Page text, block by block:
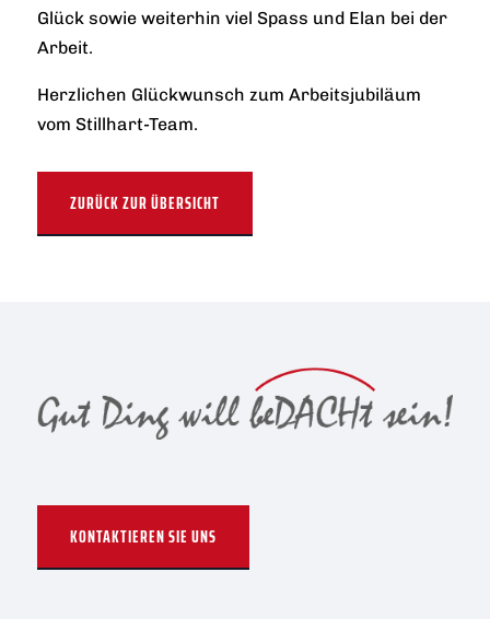
Glück sowie weiterhin viel Spass und Elan bei der
Arbeit.
Herzlichen Glückwunsch zum Arbeitsjubiläum
vom Stillhart-Team.
ZURÜCK ZUR ÜBERSICHT
KONTAKTIEREN SIE UNS